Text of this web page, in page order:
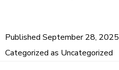
Published September 28, 2025
Categorized as Uncategorized